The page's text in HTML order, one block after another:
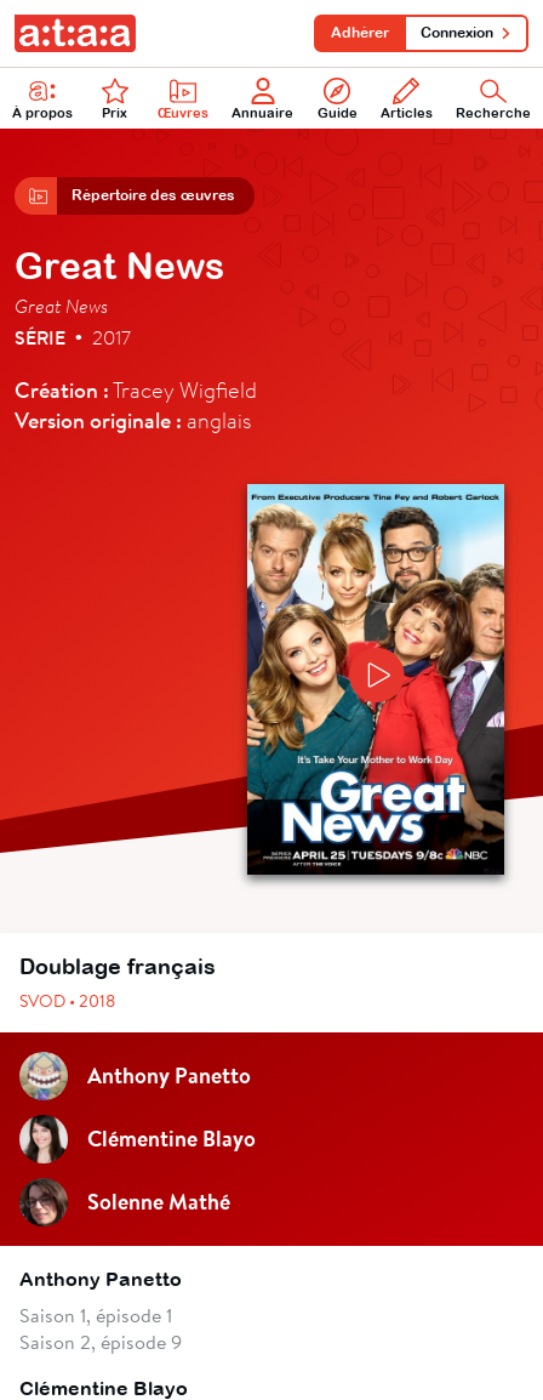
À propos Prix Œuvres Annuaire Guide Articles Recherche
Adhérer Connexion
Répertoire des œuvres
Great News
Great News
SÉRIE • 2017
Création :Tracey Wigfield
Version originale : anglais
Doublage français
SVOD • 2018
Anthony Panetto
Clémentine Blayo
Solenne Mathé
Anthony Panetto
Saison 1, épisode 1
Saison 2, épisode 9
Clémentine Blayo